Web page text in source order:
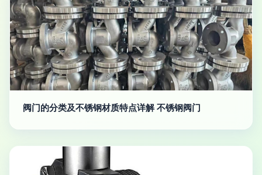
阀门的分类及不锈钢材质特点详解 不锈钢阀门